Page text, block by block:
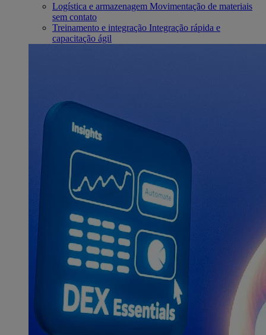
Logística e armazenagem Movimentação de materiais
sem contato
Treinamento e integração Integração rápida e
capacitação ágil